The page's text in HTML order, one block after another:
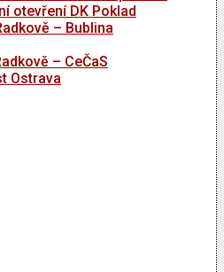
otevření DK Poklad
– Bublina
– CeČaS
Ostrava